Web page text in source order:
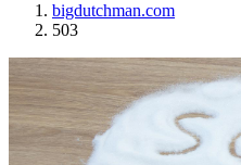
bigdutchman.com
503